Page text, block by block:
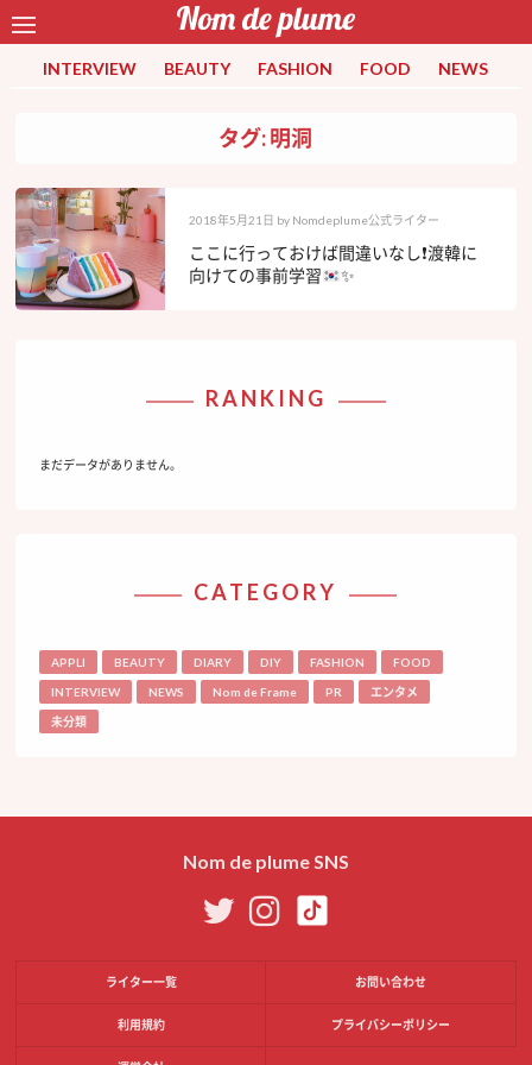
INTERVIEW BEAUTY FASHION FOOD NEWS
タグ: 明洞
2018年5月21日 by Nomdeplume公式ライター
ここに行っておけば間違いなし❗️渡韓に
向けての事前学習
✨
RANKING
まだデータがありません。
CATEGORY
APPLI BEAUTY DIARY DIY FASHION FOOD
INTERVIEW NEWS Nom de Frame PR エンタメ
未分類
Nom de plume SNS
ライター一覧 お問い合わせ
利用規約 プライバシーポリシー